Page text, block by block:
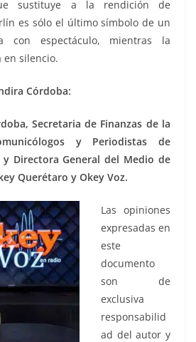
sustituye a la rendición de
es sólo el último símbolo de un
con espectáculo, mientras la
silencio.
Córdoba:
Secretaria de Finanzas de la
y Periodistas de
y Directora General del Medio de
Querétaro y Okey Voz.
Las opiniones
expresadas en
este
documento
son de
exclusiva
responsabilid
ad del autor y